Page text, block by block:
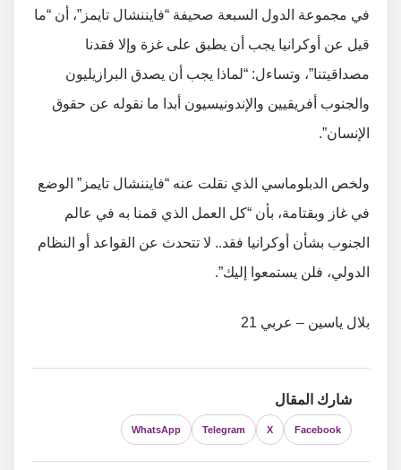
في مجموعة الدول السبعة صحيفة “فايننشال تايمز”، أن “ما
قيل عن أوكرانيا يجب أن يطبق على غزة وإلا فقدنا
مصداقيتنا”، وتساءل: “لماذا يجب أن يصدق البرازيليون
والجنوب أفريقيين والإندونيسيون أبدا ما نقوله عن حقوق
الإنسان”.
ولخص الدبلوماسي الذي نقلت عنه “فايننشال تايمز” الوضع
في غاز وبقتامة، بأن “كل العمل الذي قمنا به في عالم
الجنوب بشأن أوكرانيا فقد.. لا تتحدث عن القواعد أو النظام
الدولي، فلن يستمعوا إليك”.
بلال ياسين – عربي 21
شارك المقال
Facebook
X
Telegram
WhatsApp